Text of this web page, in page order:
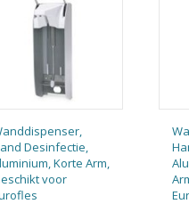
Desinfectie,
Korte Arm,
voor